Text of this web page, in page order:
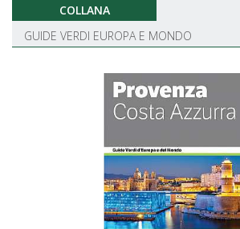
COLLANA
GUIDE VERDI EUROPA E MONDO